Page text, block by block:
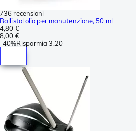
736 recensioni
Ballistol olio per manutenzione, 50 ml
4,80 €
8,00 €
-40%Risparmia 3,20